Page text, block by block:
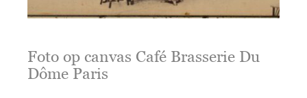
Foto op canvas Café Brasserie Du
Dôme Paris